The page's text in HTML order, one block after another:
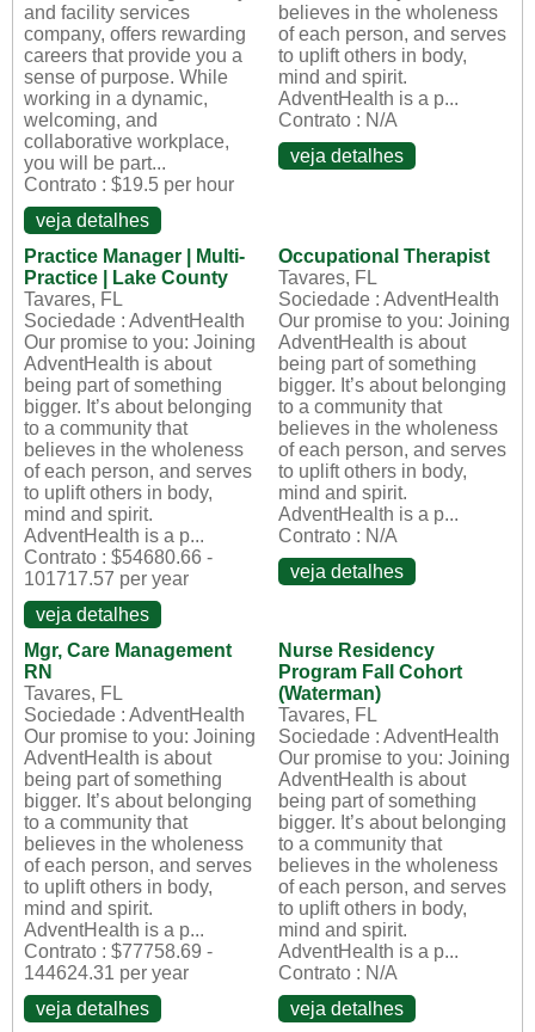
and facility services
company, offers rewarding
careers that provide you a
sense of purpose. While
working in a dynamic,
welcoming, and
collaborative workplace,
you will be part...
Contrato : $19.5 per hour
veja detalhes
believes in the wholeness
of each person, and serves
to uplift others in body,
mind and spirit.
AdventHealth is a p...
Contrato : N/A
veja detalhes
Practice Manager | Multi-
Practice | Lake County
Tavares, FL
Sociedade : AdventHealth
Our promise to you: Joining
AdventHealth is about
being part of something
bigger. It’s about belonging
to a community that
believes in the wholeness
of each person, and serves
to uplift others in body,
mind and spirit.
AdventHealth is a p...
Contrato : $54680.66 -
101717.57 per year
veja detalhes
Occupational Therapist
Tavares, FL
Sociedade : AdventHealth
Our promise to you: Joining
AdventHealth is about
being part of something
bigger. It’s about belonging
to a community that
believes in the wholeness
of each person, and serves
to uplift others in body,
mind and spirit.
AdventHealth is a p...
Contrato : N/A
veja detalhes
Mgr, Care Management
RN
Tavares, FL
Sociedade : AdventHealth
Our promise to you: Joining
AdventHealth is about
being part of something
bigger. It’s about belonging
to a community that
believes in the wholeness
of each person, and serves
to uplift others in body,
mind and spirit.
AdventHealth is a p...
Contrato : $77758.69 -
144624.31 per year
veja detalhes
Nurse Residency
Program Fall Cohort
(Waterman)
Tavares, FL
Sociedade : AdventHealth
Our promise to you: Joining
AdventHealth is about
being part of something
bigger. It’s about belonging
to a community that
believes in the wholeness
of each person, and serves
to uplift others in body,
mind and spirit.
AdventHealth is a p...
Contrato : N/A
veja detalhes